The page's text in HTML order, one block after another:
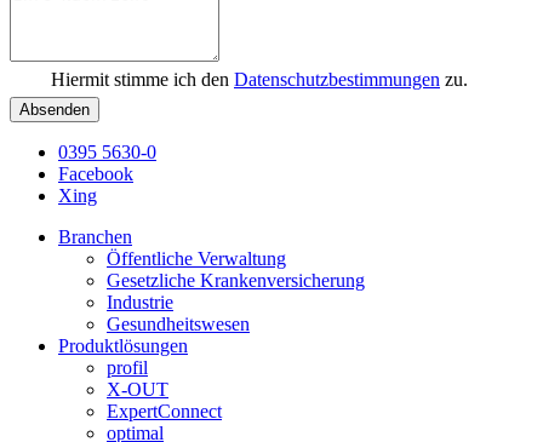
Hiermit stimme ich den Datenschutzbestimmungen zu.
Absenden
0395 5630-0
Facebook
Xing
Branchen
Öffentliche Verwaltung
Gesetzliche Krankenversicherung
Industrie
Gesundheitswesen
Produktlösungen
profil
X-OUT
ExpertConnect
optimal